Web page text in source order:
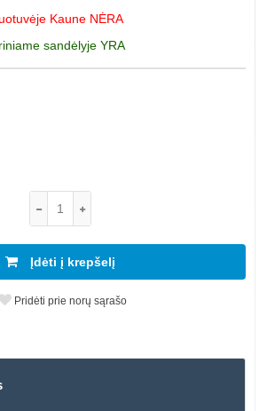
Kaune NĖRA
sandėlyje YRA
Įdėti į krepšelį
Pridėti prie norų sąrašo